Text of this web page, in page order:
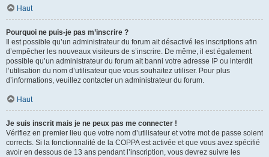
Haut
Pourquoi ne puis-je pas m’inscrire ?
Il est possible qu’un administrateur du forum ait désactivé les inscriptions afin
d’empêcher les nouveaux visiteurs de s’inscrire. De même, il est également
possible qu’un administrateur du forum ait banni votre adresse IP ou interdit
l’utilisation du nom d’utilisateur que vous souhaitez utiliser. Pour plus
d’informations, veuillez contacter un administrateur du forum.
Haut
Je suis inscrit mais je ne peux pas me connecter !
Vérifiez en premier lieu que votre nom d’utilisateur et votre mot de passe soient
corrects. Si la fonctionnalité de la COPPA est activée et que vous avez spécifié
avoir en dessous de 13 ans pendant l’inscription, vous devrez suivre les